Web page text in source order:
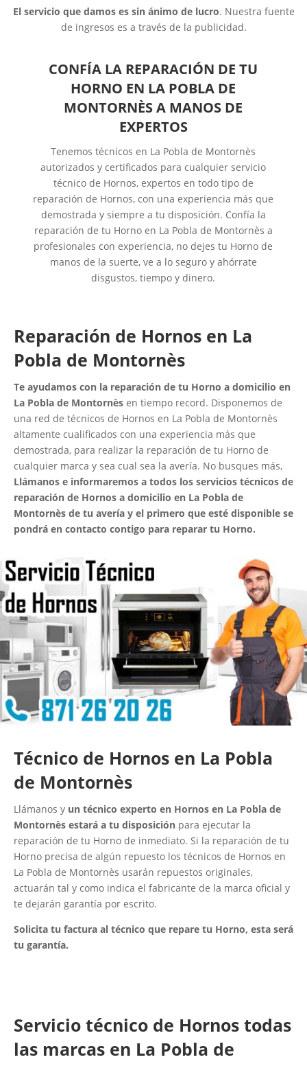
El servicio que damos es sin ánimo de lucro. Nuestra fuente
de ingresos es a través de la publicidad.
CONFÍA LA REPARACIÓN DE TU
HORNO EN LA POBLA DE
MONTORNÈS A MANOS DE
EXPERTOS
Tenemos técnicos en La Pobla de Montornès
autorizados y certificados para cualquier servicio
técnico de Hornos, expertos en todo tipo de
reparación de Hornos, con una experiencia más que
demostrada y siempre a tu disposición. Confía la
reparación de tu Horno en La Pobla de Montornès a
profesionales con experiencia, no dejes tu Horno de
manos de la suerte, ve a lo seguro y ahórrate
disgustos, tiempo y dinero.
Reparación de Hornos en La
Pobla de Montornès
Te ayudamos con la reparación de tu Horno a domicilio en
La Pobla de Montornès en tiempo record. Disponemos de
una red de técnicos de Hornos en La Pobla de Montornès
altamente cualificados con una experiencia más que
demostrada, para realizar la reparación de tu Horno de
cualquier marca y sea cual sea la avería. No busques más,
Llámanos e informaremos a todos los servicios técnicos de
reparación de Hornos a domicilio en La Pobla de
Montornès de tu avería y el primero que esté disponible se
pondrá en contacto contigo para reparar tu Horno.
Técnico de Hornos en La Pobla
de Montornès
Llámanos y un técnico experto en Hornos en La Pobla de
Montornès estará a tu disposición para ejecutar la
reparación de tu Horno de inmediato. Si la reparación de tu
Horno precisa de algún repuesto los técnicos de Hornos en
La Pobla de Montornès usarán repuestos originales,
actuarán tal y como indica el fabricante de la marca oficial y
te dejarán garantía por escrito.
Solicita tu factura al técnico que repare tu Horno, esta será
tu garantía.
Servicio técnico de Hornos todas
las marcas en La Pobla de